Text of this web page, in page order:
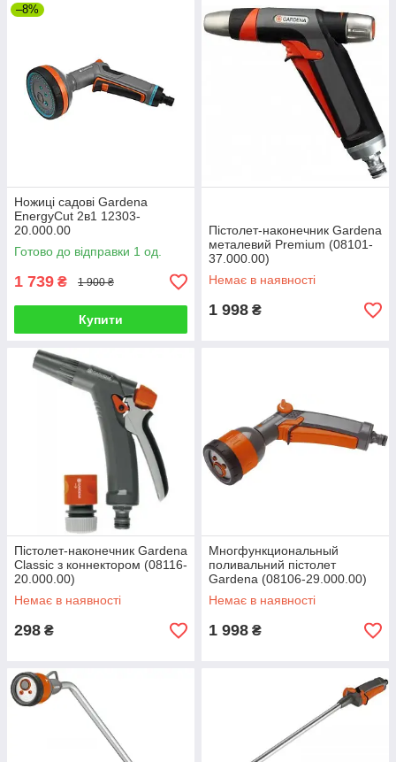
–8%
Ножиці садові Gardena
EnergyCut 2в1 12303-
20.000.00
Готово до відправки 1 од.
1 739 ₴ 1 900 ₴
Купити
Пістолет-наконечник Gardena
металевий Premium (08101-
37.000.00)
Немає в наявності
1 998 ₴
Пістолет-наконечник Gardena
Classic з коннектором (08116-
20.000.00)
Немає в наявності
298 ₴
Многфункциональный
поливальний пістолет
Gardena (08106-29.000.00)
Немає в наявності
1 998 ₴